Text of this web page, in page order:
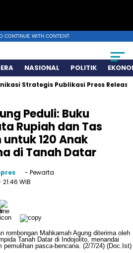
CONTINUE WITH CONTENT
NASIONAL POLITIK
Publikasi Press Release,
Peduli: Buku
Rupiah dan Tas
untuk 120 Anak
di Tanah Datar
- Pewarta
21:46 WIB